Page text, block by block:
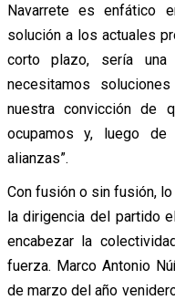
Navarrete es enfático
solución a los actuales
corto plazo, sería una
necesitamos
nuestra convicción de
ocupamos y, luego
alianzas”.
Con fusión o sin fusión,
la dirigencia del partido
encabezar la
fuerza. Marco Antonio
de marzo del año